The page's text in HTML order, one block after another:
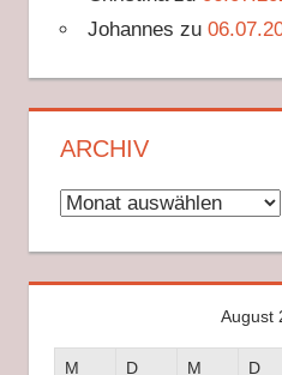
Johannes zu
ARCHIV
Archiv
August
M D M D